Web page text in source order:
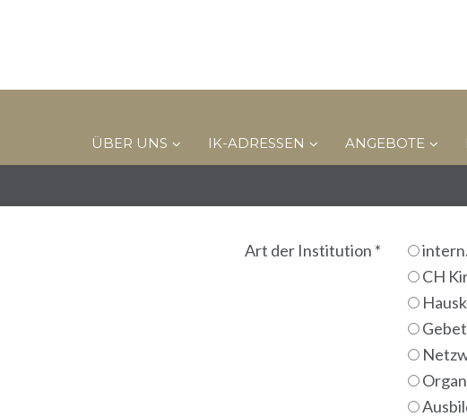
ÜBER UNS IK-ADRESSEN ANGEBOTE
Art der Institution *
CH